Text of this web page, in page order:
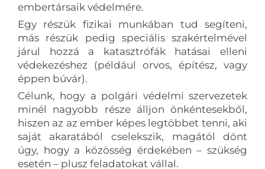
embertársaik védelmére.
Egy részük fizikai munkában tud segíteni,
más részük pedig speciális szakértelmével
járul hozzá a katasztrófák hatásai elleni
védekezéshez (például orvos, építész, vagy
éppen búvár).
Célunk, hogy a polgári védelmi szervezetek
minél nagyobb része álljon önkéntesekből,
hiszen az az ember képes legtöbbet tenni, aki
saját akaratából cselekszik, magától dönt
úgy, hogy a közösség érdekében – szükség
esetén – plusz feladatokat vállal.